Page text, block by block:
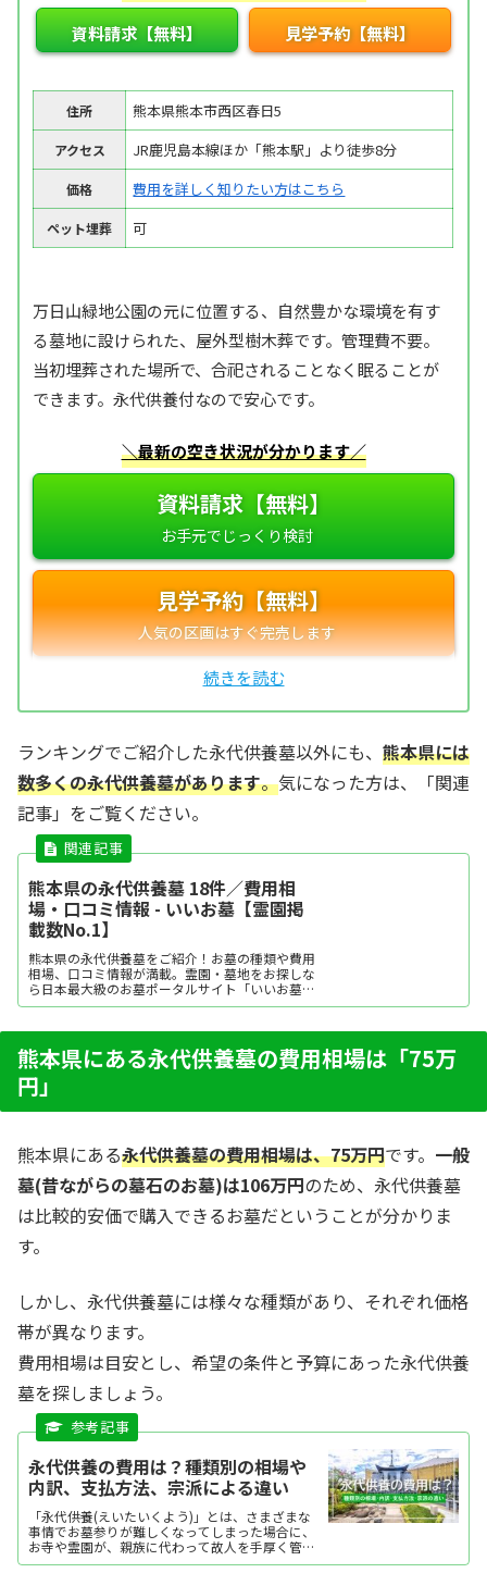
資料請求【無料】 見学予約【無料】
住所 熊本県熊本市西区春日5
アクセス JR鹿児島本線ほか「熊本駅」より徒歩8分
価格 費用を詳しく知りたい方はこちら
ペット埋葬 可
万日山緑地公園の元に位置する、自然豊かな環境を有す
る墓地に設けられた、屋外型樹木葬です。管理費不要。
当初埋葬された場所で、合祀されることなく眠ることが
できます。永代供養付なので安心です。
＼最新の空き状況が分かります／
資料請求【無料】
見学予約【無料】
ランキングでご紹介した永代供養墓以外にも、 熊本県には
数多くの永代供養墓があります。気になった方は、「関連
記事」をご覧ください。
熊本県の永代供養墓 18件／費用相
場・口コミ情報 - いいお墓【霊園掲
載数No.1】
熊本県の永代供養墓をご紹介！お墓の種類や費用
相場、口コミ情報が満載。霊園・墓地をお探しな
ら日本最大級のお墓ポータルサイト「いいお墓」
にお任せください。資料請求・見学予約・お墓の
び方など、お墓探しに役立つ情報も提供中。
熊本県にある永代供養墓の費用相場は「75万
円」
熊本県にある永代供養墓の費用相場は、75万円です。 一般
墓(昔ながらの墓石のお墓)は106万円のため、永代供養墓
は比較的安価で購入できるお墓だということが分かりま
す。
しかし、永代供養墓には様々な種類があり、それぞれ価格
帯が異なります。
費用相場は目安とし、希望の条件と予算にあった永代供養
墓を探しましょう。
永代供養の費用は？種類別の相場や
内訳、支払方法、宗派による違い
「永代供養(えいたいくよう)」とは、さまざまな
事情でお墓参りが難しくなってしまった場合に、
お寺や霊園が、親族に代わって故人を手厚く管
理・供養してくれるというものです。 一般的に